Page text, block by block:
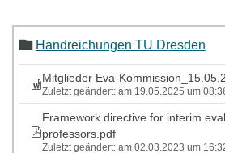
Handreichungen TU Dresden
Mitglieder Eva-
Zuletzt geändert: am 19.05.2025 um
Framework directive for interim
professors.pdf
Zuletzt geändert: am 02.03.2023 um